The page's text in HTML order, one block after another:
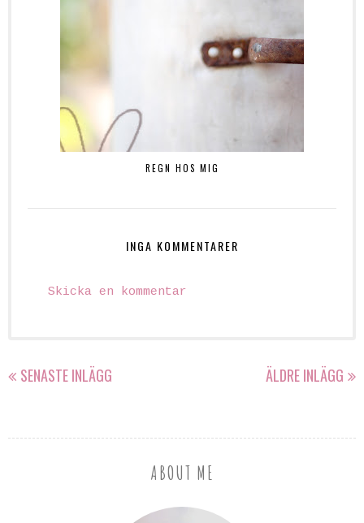
REGN HOS MIG
INGA KOMMENTARER
Skicka en kommentar
SENASTE INLÄGG ÄLDRE INLÄGG
ABOUT ME